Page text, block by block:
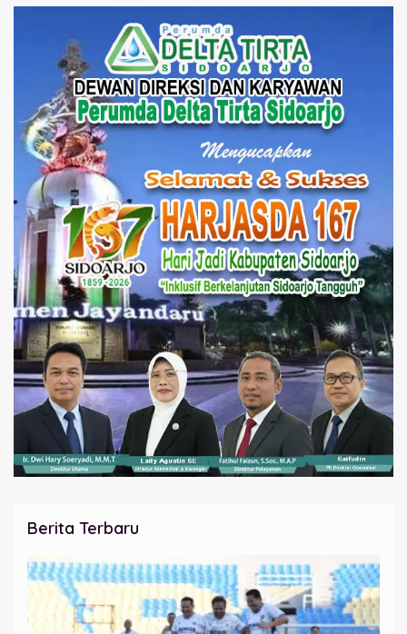
Berita Terbaru